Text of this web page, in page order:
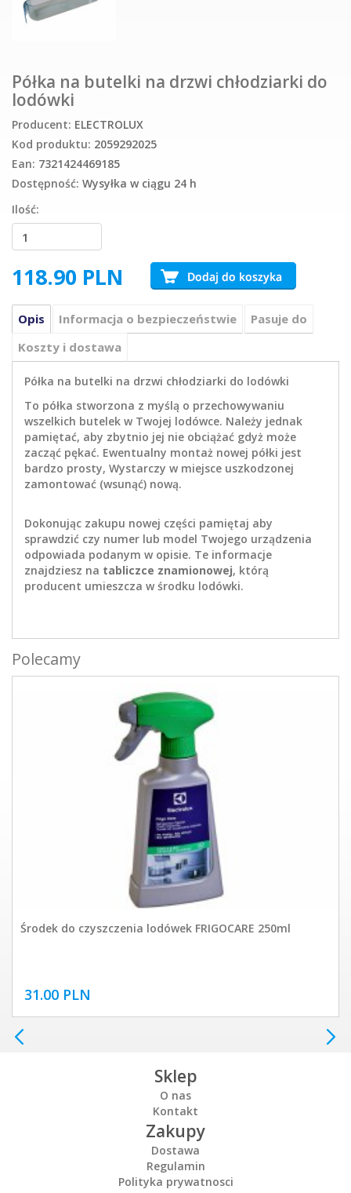
Półka na butelki na drzwi chłodziarki do
lodówki
Producent: ELECTROLUX
Kod produktu: 2059292025
Ean: 7321424469185
Dostępność: Wysyłka w ciągu 24 h
Ilość:
118.90 PLN
Opis Informacja o bezpieczeństwie
Pasuje do
Koszty i dostawa
Półka na butelki na drzwi chłodziarki do lodówki
To półka stworzona z myślą o przechowywaniu
wszelkich butelek w Twojej lodówce. Należy jednak
pamiętać, aby zbytnio jej nie obciążać gdyż może
zacząć pękać. Ewentualny montaż nowej półki jest
bardzo prosty, Wystarczy w miejsce uszkodzonej
zamontować (wsunąć) nową.
Dokonując zakupu nowej części pamiętaj aby
sprawdzić czy numer lub model Twojego urządzenia
odpowiada podanym w opisie. Te informacje
znajdziesz na tabliczce znamionowej, którą
producent umieszcza w środku lodówki.
Polecamy
Środek do czyszczenia lodówek FRIGOCARE 250ml
31.00 PLN
Sklep
O nas
Kontakt
Zakupy
Dostawa
Regulamin
Polityka prywatnosci